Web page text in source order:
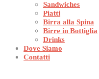
Sandwiches
Piatti
Birra alla Spina
Birre in Bottiglia
Drinks
Dove Siamo
Contatti